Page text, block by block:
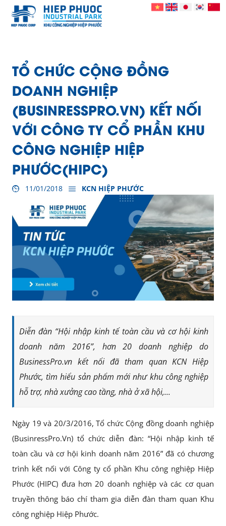
TỔ CHỨC CỘNG ĐỒNG
DOANH NGHIỆP
(BUSINRESSPRO.VN) KẾT NỐI
VỚI CÔNG TY CỔ PHẦN KHU
CÔNG NGHIỆP HIỆP
PHƯỚC(HIPC)
11/01/2018 KCN HIỆP PHƯỚC
Diễn đàn “Hội nhập kinh tế toàn cầu và cơ hội kinh
doanh năm 2016”, hơn 20 doanh nghiệp do
BusinessPro.vn kết nối đã tham quan KCN Hiệp
Phước, tìm hiểu sản phẩm mới như khu công nghiệp
hỗ trợ, nhà xưởng cao tầng, nhà ở xã hội,...
Ngày 19 và 20/3/2016, Tổ chức Cộng đồng doanh nghiệp
(BusinressPro.Vn) tổ chức diễn đàn: “Hội nhập kinh tế
toàn cầu và cơ hội kinh doanh năm 2016” đã có chương
trình kết nối với Công ty cổ phần Khu công nghiệp Hiệp
Phước (HIPC) đưa hơn 20 doanh nghiệp và các cơ quan
truyền thông báo chí tham gia diễn đàn tham quan Khu
công nghiệp Hiệp Phước.